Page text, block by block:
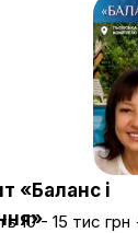
«Баланс і
10 - 15 тис